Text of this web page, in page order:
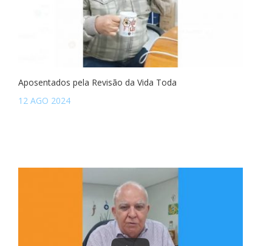
Aposentados pela Revisão da Vida Toda
12 AGO 2024